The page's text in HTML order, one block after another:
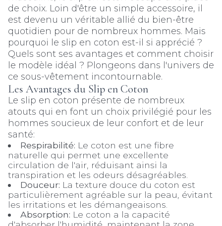
de choix. Loin d'être un simple accessoire, il
est devenu un véritable allié du bien-être
quotidien pour de nombreux hommes. Mais
pourquoi le slip en coton est-il si apprécié ?
Quels sont ses avantages et comment choisir
le modèle idéal ? Plongeons dans l'univers de
ce sous-vêtement incontournable.
Les Avantages du Slip en Coton
Le slip en coton présente de nombreux
atouts qui en font un choix privilégié pour les
hommes soucieux de leur confort et de leur
santé:
Respirabilité: Le coton est une fibre
naturelle qui permet une excellente
circulation de l'air, réduisant ainsi la
transpiration et les odeurs désagréables.
Douceur: La texture douce du coton est
particulièrement agréable sur la peau, évitant
les irritations et les démangeaisons.
Absorption: Le coton a la capacité